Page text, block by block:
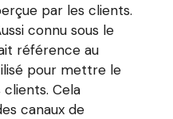
par les clients.
connu sous le
référence au
pour mettre le
Cela
canaux de